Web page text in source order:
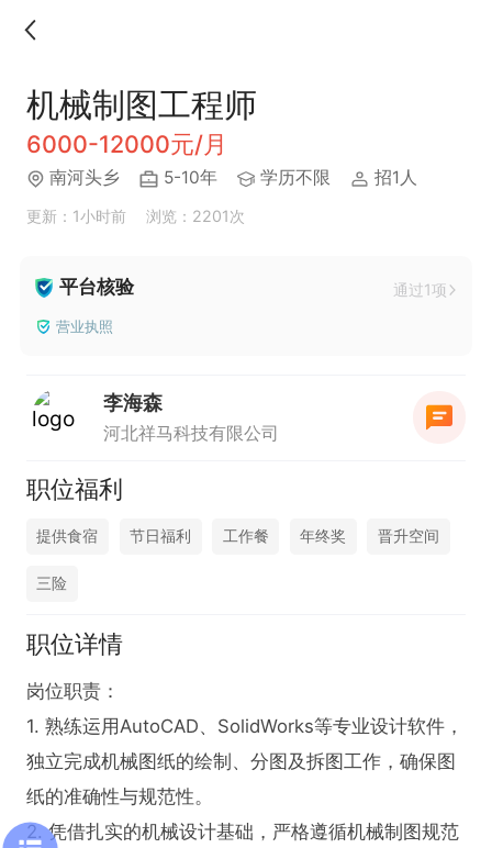
机械制图工程师
6000-12000元/月
南河头乡 5-10年 学历不限 招1人
更新：1小时前 浏览：2201次
平台核验 通过1项
营业执照
李海森
河北祥马科技有限公司
职位福利
提供食宿 节日福利 工作餐 年终奖 晋升空间
三险
职位详情
岗位职责：
1. 熟练运用AutoCAD、SolidWorks等专业设计软件，
独立完成机械图纸的绘制、分图及拆图工作，确保图
纸的准确性与规范性。
2. 凭借扎实的机械设计基础，严格遵循机械制图规范